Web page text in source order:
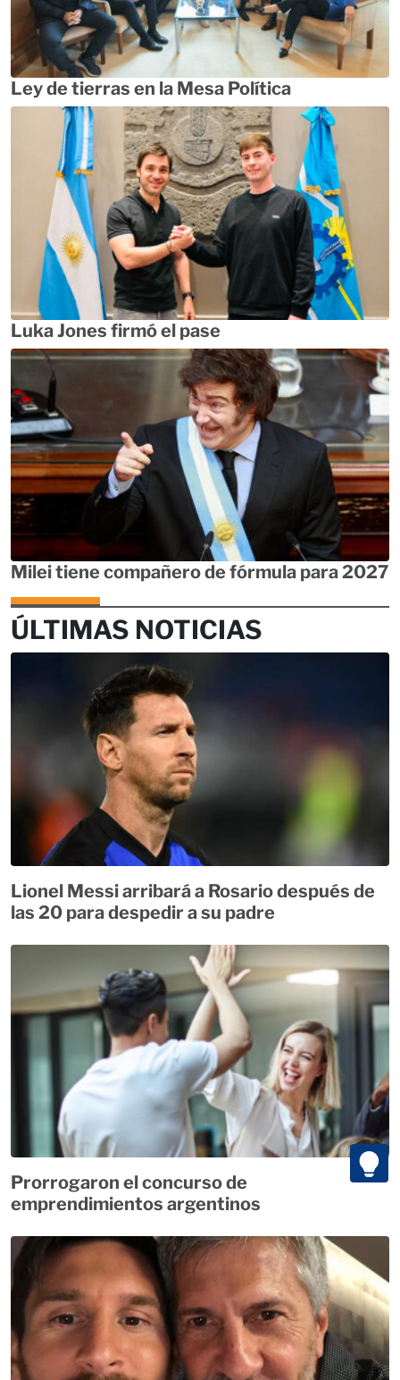
Ley de tierras en la Mesa Política
Luka Jones firmó el pase
Milei tiene compañero de fórmula para 2027
ÚLTIMAS NOTICIAS
Lionel Messi arribará a Rosario después de
las 20 para despedir a su padre
Prorrogaron el concurso de
emprendimientos argentinos